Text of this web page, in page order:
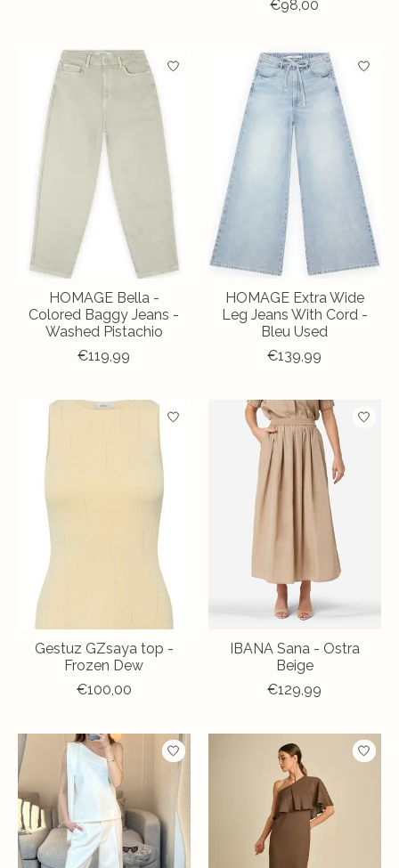
€98,00
HOMAGE Bella -
Colored Baggy Jeans -
Washed Pistachio
€119,99
HOMAGE Extra Wide
Leg Jeans With Cord -
Bleu Used
€139,99
Gestuz GZsaya top -
Frozen Dew
€100,00
IBANA Sana - Ostra
Beige
€129,99